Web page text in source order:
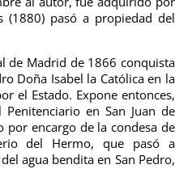
(1880) pasó a propiedad del
de Madrid de 1866 conquista
Doña Isabel la Católica en la
el Estado. Expone entonces,
en San Juan de
por encargo de la condesa de
del Hermo, que pasó a
agua bendita en San Pedro,